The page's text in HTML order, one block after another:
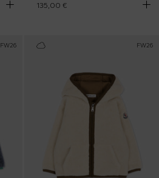
135,00 €
FW26 FW26